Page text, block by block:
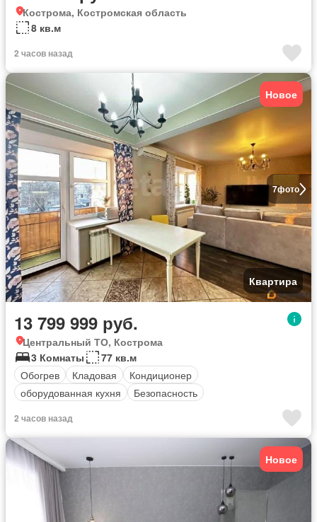
Кострома, Костромская область
8 кв.м
2 часов назад
7фото
Новое
Квартира
13 799 999 руб.
Центральный ТО, Кострома
3 Комнаты
77 кв.м
Обогрев
Кладовая
Кондиционер
оборудованная кухня
Безопасность
2 часов назад
Новое